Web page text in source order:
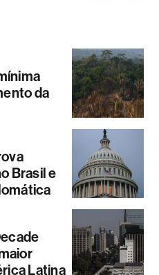
da
Brasil e
Latina